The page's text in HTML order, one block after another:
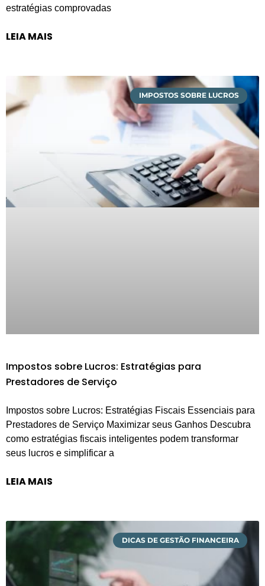
estratégias comprovadas
LEIA MAIS
IMPOSTOS SOBRE LUCROS
Impostos sobre Lucros: Estratégias para
Prestadores de Serviço
Impostos sobre Lucros: Estratégias Fiscais Essenciais para
Prestadores de Serviço Maximizar seus Ganhos Descubra
como estratégias fiscais inteligentes podem transformar
seus lucros e simplificar a
LEIA MAIS
DICAS DE GESTÃO FINANCEIRA